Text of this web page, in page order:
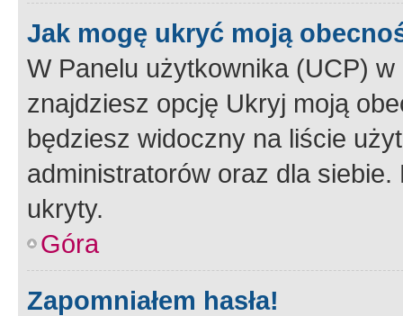
Jak mogę ukryć moją
W Panelu użytkownika (UCP) w
znajdziesz opcję Ukryj moją
będziesz widoczny na liście
administratorów oraz dla
ukryty.
Góra
Zapomniałem hasła!